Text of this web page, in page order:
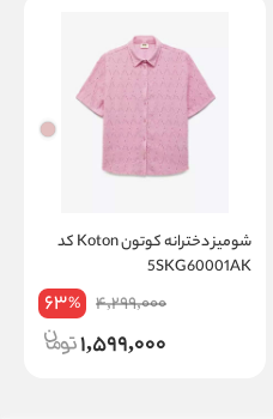
شومیز دخترانه کوتون Koton کد
5SKG60001AK
4,299,000
63%
1,599,000